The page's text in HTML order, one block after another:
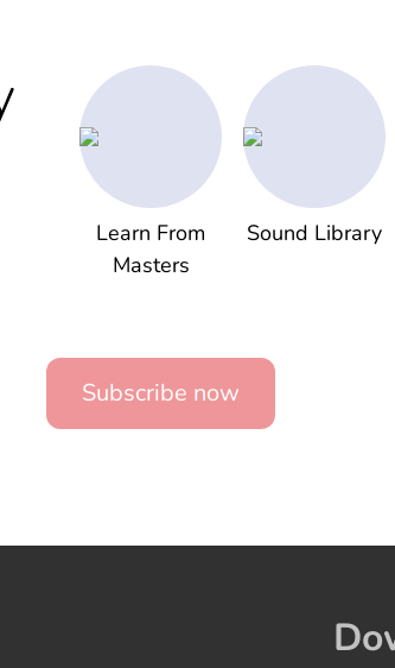
Learn From
Masters
Sound Library
Subscribe now